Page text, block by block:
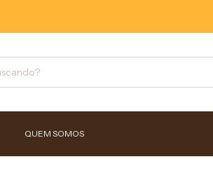
QUEM SOMOS